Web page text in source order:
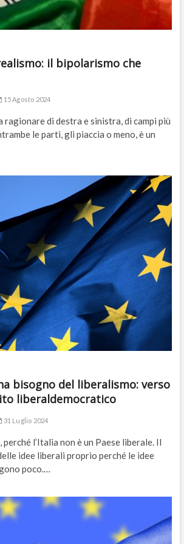
il bipolarismo che
15 Agosto 2024
ragionare di destra e sinistra, di campi più
le parti, gli piaccia o meno, è un
bisogno del liberalismo: verso
liberaldemocratico
31 Luglio 2024
l’Italia non è un Paese liberale. Il
idee liberali proprio perché le idee
poco.…